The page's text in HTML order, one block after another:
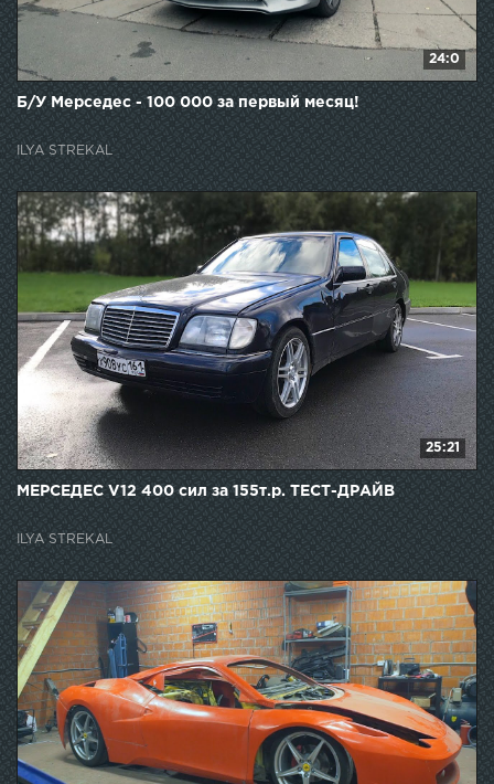
24:0
Б/У Мерседес - 100 000 за первый месяц!
ILYA STREKAL
25:21
МЕРСЕДЕС V12 400 сил за 155т.р. ТЕСТ-ДРАЙВ
ILYA STREKAL